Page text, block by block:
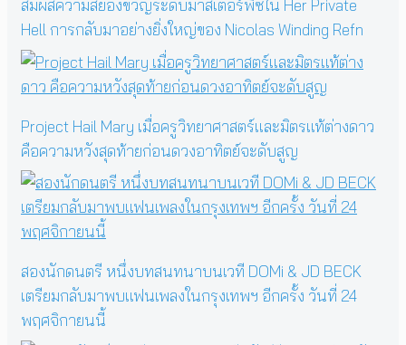
สัมผัสความสยองขวัญระดับมาสเตอร์พีซใน Her Private
Hell การกลับมาอย่างยิ่งใหญ่ของ Nicolas Winding Refn
Project Hail Mary เมื่อครูวิทยาศาสตร์และมิตรแท้ต่างดาว
คือความหวังสุดท้ายก่อนดวงอาทิตย์จะดับสูญ
สองนักดนตรี หนึ่งบทสนทนาบนเวที DOMi & JD BECK
เตรียมกลับมาพบแฟนเพลงในกรุงเทพฯ อีกครั้ง วันที่ 24
พฤศจิกายนนี้